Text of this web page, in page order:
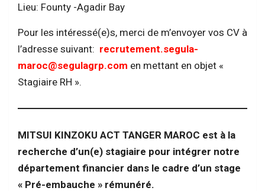
Lieu: Founty -Agadir Bay
Pour les intéressé(e)s, merci de m’envoyer vos CV à
l’adresse suivant: recrutement.segula-
maroc@segulagrp.com en mettant en objet «
Stagiaire RH ».
MITSUI KINZOKU ACT TANGER MAROC est à la
recherche d’un(e) stagiaire pour intégrer notre
département financier dans le cadre d’un stage
« Pré-embauche » rémunéré.